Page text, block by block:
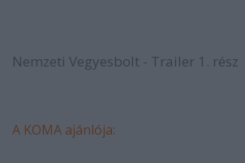
Nemzeti Vegyesbolt - Trailer 1. rész
A KOMA ajánlója: